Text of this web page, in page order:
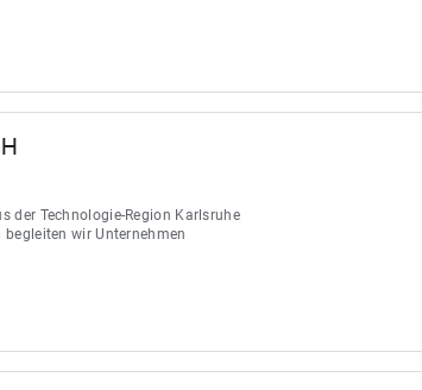
der Technologie-Region Karlsruhe
wir Unternehmen